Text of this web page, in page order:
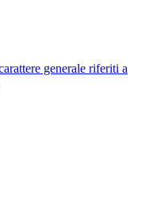
generale riferiti a